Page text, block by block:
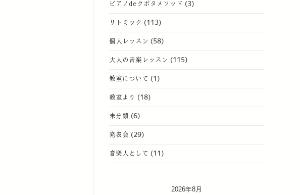
ピアノdeクボタメソッド (3)
リトミック (113)
個人レッスン (58)
大人の音楽レッスン (115)
教室について (1)
教室より (18)
未分類 (6)
発表会 (29)
音楽人として (11)
2026年8月